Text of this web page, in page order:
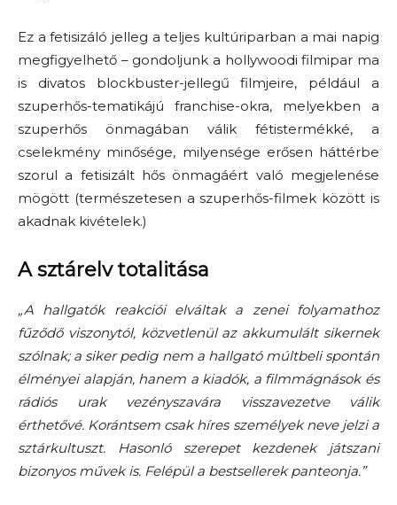
Ez a fetisizáló jelleg a teljes kultúriparban a mai napig
megfigyelhető – gondoljunk a hollywoodi filmipar ma
is divatos
blockbuster-jellegű
filmjeire, például a
szuperhős-tematikájú
franchise-okra, melyekben
a
szuperhős önmagában válik fétistermékké, a
cselekmény minősége, milyensége erősen háttérbe
szorul a fetisizált hős önmagáért való megjelenése
mögött (természetesen a szuperhős-filmek között is
akadnak kivételek.)
A sztárelv totalitása
„A hallgatók
reakciói elváltak a zenei folyamathoz
fűződő viszonytól, közvetlenül az akkumulált sikernek
szólnak; a siker pedig nem a hallgató múltbeli spontán
élményei alapján, hanem a kiadók, a filmmágnások és
rádiós urak
vezényszavára
visszavezetve válik
érthetővé. Korántsem csak híres személyek neve jelzi a
sztárkultuszt. Hasonló szerepet kezdenek játszani
bizonyos művek is. Felépül a bestsellerek panteonja.”